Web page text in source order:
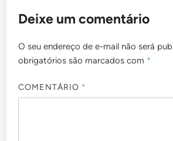
Deixe um comentário
O seu endereço de e-mail não será
obrigatórios são marcados com *
COMENTÁRIO *